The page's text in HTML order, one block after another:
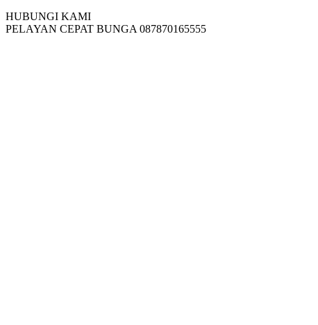
HUBUNGI KAMI
PELAYAN CEPAT BUNGA 087870165555